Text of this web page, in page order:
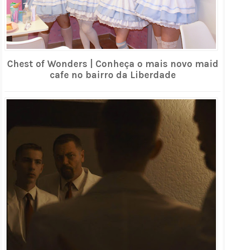
Chest of Wonders | Conheça o mais novo maid
cafe no bairro da Liberdade